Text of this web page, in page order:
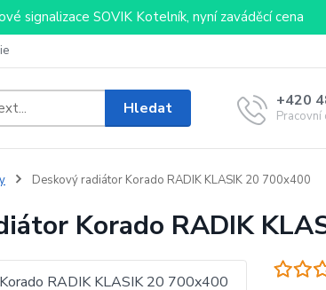
signalizace SOVIK Kotelník, nyní zaváděcí cena
Hledat +420
Pracovní
Deskový radiátor Korado RADIK KLASIK 20 700x400
Korado RADIK